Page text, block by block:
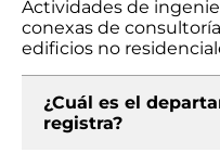
Actividades de
conexas de
edificios no
¿Cuál es el
registra?